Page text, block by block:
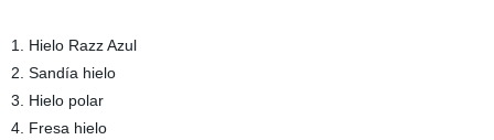
1. Hielo Razz Azul
2. Sandía hielo
3. Hielo polar
4. Fresa hielo